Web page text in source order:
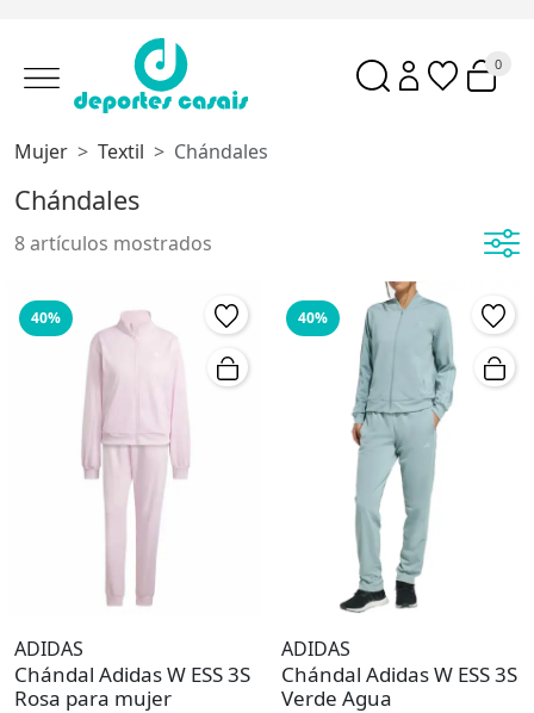
0
Mujer Textil Chándales
Chándales
8 artículos mostrados
40%
ADIDAS
Chándal Adidas W ESS 3S
Rosa para mujer
40%
ADIDAS
Chándal Adidas W ESS 3S
Verde Agua